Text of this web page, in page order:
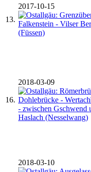
13.
2017-10-15
16.
2018-03-09
2018-03-10